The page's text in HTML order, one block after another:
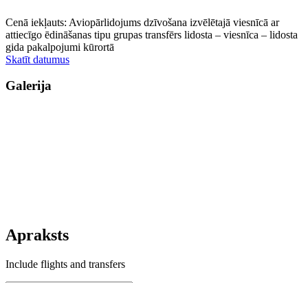
Cenā iekļauts: Aviopārlidojums dzīvošana izvēlētajā viesnīcā ar
attiecīgo ēdināšanas tipu grupas transfērs lidosta – viesnīca – lidosta
gida pakalpojumi kūrortā
Skatīt datumus
Galerija
Apraksts
Include flights and transfers